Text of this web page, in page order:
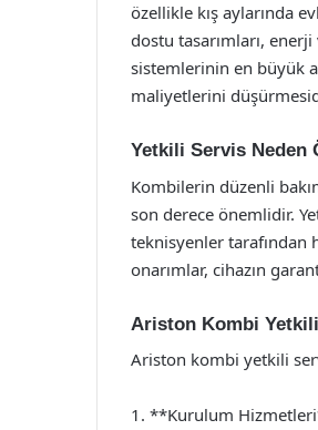
özellikle kış aylarında
dostu tasarımları,
sistemlerinin en büyük
maliyetlerini
Yetkili Servis Neden
Kombilerin düzenli
son derece önemlidir.
teknisyenler tarafından
onarımlar, cihazın
Ariston Kombi
Ariston kombi yetkili
1. **Kurulum